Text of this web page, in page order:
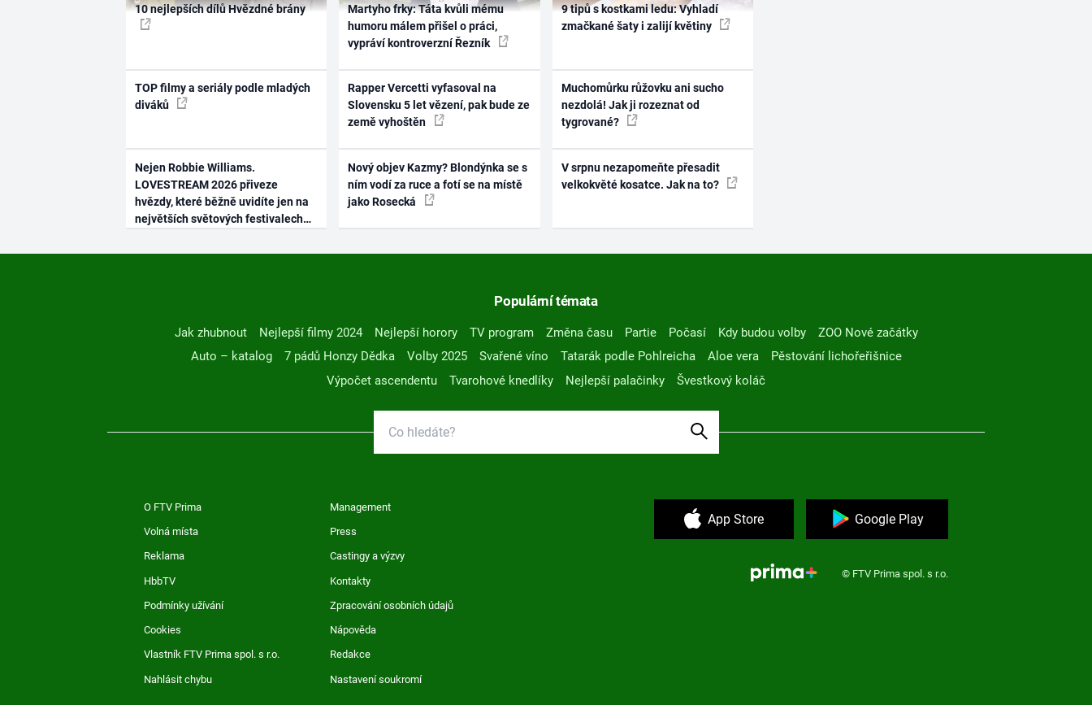
10 nejlepších dílů Hvězdné brány
TOP filmy a seriály podle mladých
diváků
Nejen Robbie Williams.
LOVESTREAM 2026 přiveze
hvězdy, které běžně uvidíte jen na
největších světových festivalech
Martyho frky: Táta kvůli mému
humoru málem přišel o práci,
vypráví kontroverzní Řezník
Rapper Vercetti vyfasoval na
Slovensku 5 let vězení, pak bude ze
země vyhoštěn
Nový objev Kazmy? Blondýnka se s
ním vodí za ruce a fotí se na místě
jako Rosecká
9 tipů s kostkami ledu: Vyhladí
zmačkané šaty i zalijí květiny
Muchomůrku růžovku ani sucho
nezdolá! Jak ji rozeznat od
tygrované?
V srpnu nezapomeňte přesadit
velkokvěté kosatce. Jak na to?
Populární témata
Jak zhubnout Nejlepší filmy 2024 Nejlepší horory TV program Změna času Partie Počasí Kdy budou volby
ZOO Nové začátky
Auto – katalog
7 pádů Honzy Dědka Volby 2025 Svařené víno Tatarák podle Pohlreicha Aloe vera
Pěstování lichořeřišnice
Výpočet ascendentu
Tvarohové knedlíky Nejlepší palačinky Švestkový koláč
O FTV Prima Management
Volná místa Press
Reklama Castingy a výzvy
HbbTV Kontakty
Podmínky užívání Zpracování osobních údajů
Cookies Nápověda
Vlastník FTV Prima spol. s r.o. Redakce
Nahlásit chybu Nastavení soukromí
App Store Google Play
© FTV Prima spol. s r.o.